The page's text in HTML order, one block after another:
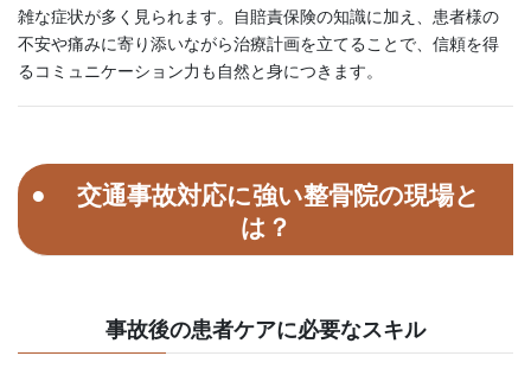
雑な症状が多く見られます。自賠責保険の知識に加え、患者様の
不安や痛みに寄り添いながら治療計画を立てることで、信頼を得
るコミュニケーション力も自然と身につきます。
交通事故対応に強い整骨院の現場と
は？
事故後の患者ケアに必要なスキル